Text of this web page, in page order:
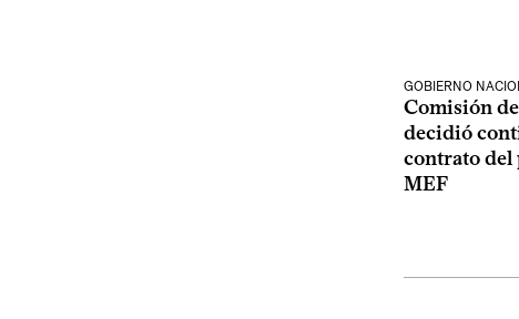
GOBIERNO
Comisión
decidió
contrato del
MEF